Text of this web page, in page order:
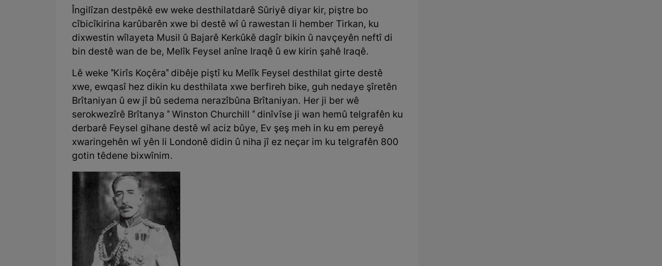
Îngilîzan destpêkê ew weke desthilatdarê Sûriyê diyar kir, piştre bo
cîbicîkirina karûbarên xwe bi destê wî û rawestan li hember Tirkan, ku
dixwestin wîlayeta Musil û Bajarê Kerkûkê dagîr bikin û navçeyên neftî di
bin destê wan de be, Melîk Feysel anîne Iraqê û ew kirin şahê Iraqê.
Lê weke "Kirîs Koçêra" dibêje piştî ku Melîk Feysel desthilat girte destê
xwe, ewqasî hez dikin ku desthilata xwe berfireh bike, guh nedaye şîretên
Brîtaniyan û ew jî bû sedema nerazîbûna Brîtaniyan. Her ji ber wê
serokwezîrê Brîtanya " Winston Churchill " dinîvîse ji wan hemû telgrafên ku
derbarê Feysel gihane destê wî aciz bûye, Ev şeş meh in ku em pereyê
xwaringehên wî yên li Londonê didin û niha jî ez neçar im ku telgrafên 800
gotin têdene bixwînim.